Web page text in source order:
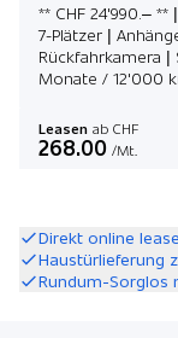
** CHF 24'990.– **
7-Plätzer |
Rückfahrkamera |
Monate / 12'000
Leasen ab CHF
268.00 /Mt.
Direkt online
Haustürlieferung
Rundum-Sorglos